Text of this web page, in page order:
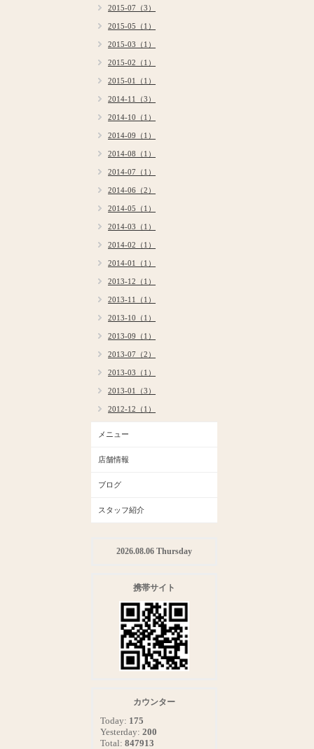
2015-07（3）
2015-05（1）
2015-03（1）
2015-02（1）
2015-01（1）
2014-11（3）
2014-10（1）
2014-09（1）
2014-08（1）
2014-07（1）
2014-06（2）
2014-05（1）
2014-03（1）
2014-02（1）
2014-01（1）
2013-12（1）
2013-11（1）
2013-10（1）
2013-09（1）
2013-07（2）
2013-03（1）
2013-01（3）
2012-12（1）
メニュー
店舗情報
ブログ
スタッフ紹介
2026.08.06 Thursday
携帯サイト
カウンター
Today: 175
Yesterday: 200
Total: 847913